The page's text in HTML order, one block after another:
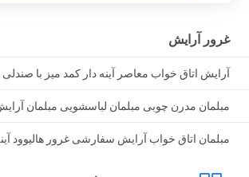
غرور آرایش
آرایش اتاق خواب معاصر آینه دار کمد میز با صندلی
مبلمان مدرن چوبی مبلمان لباسشویی مبلمان
مبلمان اتاق خواب آرایش سفارشی غرور هالیوود